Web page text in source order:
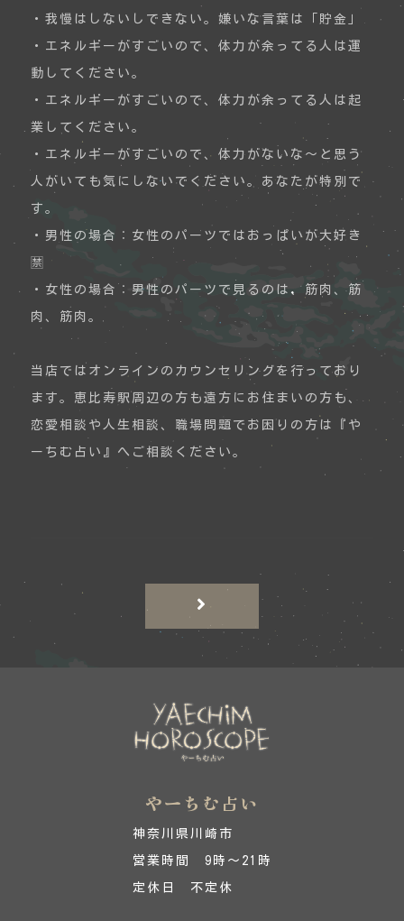
・我慢はしないしできない。嫌いな言葉は「貯金」
・エネルギーがすごいので、体力が余ってる人は運
動してください。
・エネルギーがすごいので、体力が余ってる人は起
業してください。
・エネルギーがすごいので、体力がないな〜と思う
人がいても気にしないでください。あなたが特別で
す。
・男性の場合：女性のパーツではおっぱいが大好き
🈲
・女性の場合：男性のパーツで見るのは、筋肉、筋
肉、筋肉。
当店ではオンラインのカウンセリングを行っており
ます。恵比寿駅周辺の方も遠方にお住まいの方も、
恋愛相談や人生相談、職場問題でお困りの方は『や
ーちむ占い』へご相談ください。
やーちむ占い
神奈川県川崎市
営業時間 9時～21時
定休日 不定休